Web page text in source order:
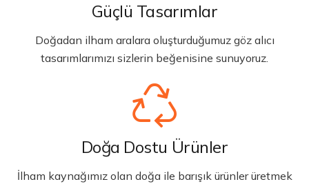
Güçlü Tasarımlar
Doğadan ilham aralara oluşturduğumuz göz alıcı
tasarımlarımızı sizlerin beğenisine sunuyoruz.
Doğa Dostu Ürünler
İlham kaynağımız olan doğa ile barışık ürünler üretmek